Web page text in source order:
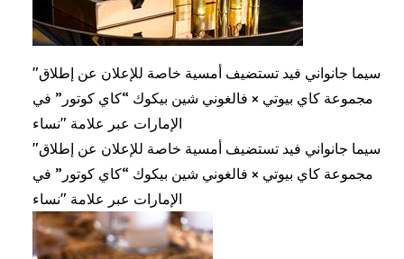
"سيما جانواني فيد تستضيف أمسية خاصة للإعلان عن إطلاق
مجموعة كاي بيوتي × فالغوني شين بيكوك “كاي كوتور” في
الإمارات عبر علامة "نساء
"سيما جانواني فيد تستضيف أمسية خاصة للإعلان عن إطلاق
مجموعة كاي بيوتي × فالغوني شين بيكوك “كاي كوتور” في
الإمارات عبر علامة "نساء